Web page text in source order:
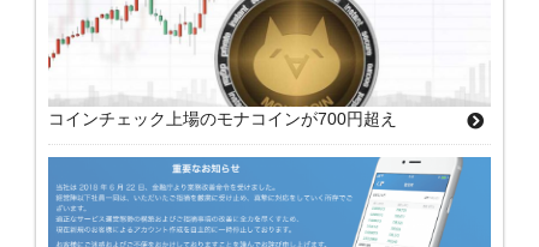
コインチェック上場のモナコインが700円超え